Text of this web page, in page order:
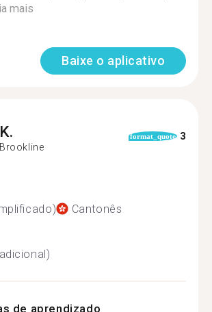
mais
Baixe o aplicativo
K.
Brookline
format_quote 3
Cantonês
de aprendizado